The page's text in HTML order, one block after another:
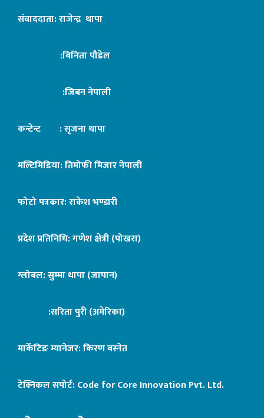
संवाददाता: राजेन्द्र थापा
:बिनिता पौडेल
:जिबन नेपाली
कन्टेन्ट : सृजना थापा
मल्टिमिडिया: तिमोफी मिजार नेपाली
फोटो पत्रकार: राकेश भण्डारी
प्रदेश प्रतिनिधि: गणेश क्षेत्री (पोखरा)
ग्लोबल: सुम्मा थापा (जापान)
:सरिता पुरी (अमेरिका)
मार्केटिङ म्यानेजर: किरण बस्नेत
टेक्निकल सपोर्ट:Code for Core Innovation Pvt. Ltd.